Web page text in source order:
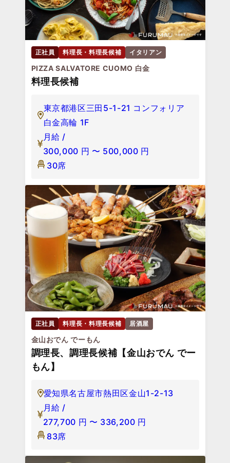
正社員 料理長・料理長候補 イタリアン
PIZZA SALVATORE CUOMO 白金
料理長候補
東京都港区三田5-1-21 コンフォリア
白金高輪 1F
月給 /
300,000 円 〜 500,000 円
30席
正社員 料理長・料理長候補 居酒屋
金山おでん でーもん
調理長、調理長候補【金山おでん でー
もん】
愛知県名古屋市熱田区金山1-2-13
月給 /
277,700 円 〜 336,200 円
83席